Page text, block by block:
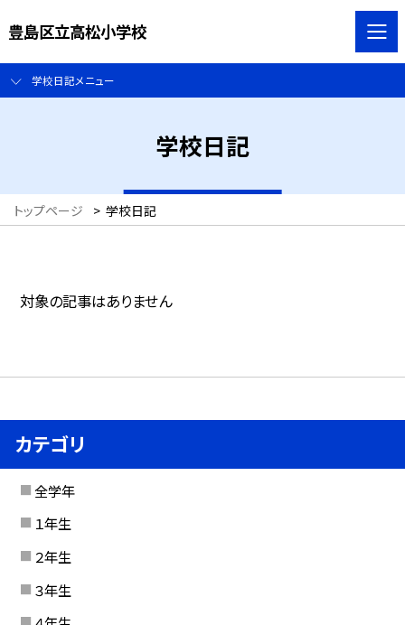
豊島区立高松小学校
学校日記メニュー
学校日記
トップページ > 学校日記
対象の記事はありません
カテゴリ
全学年
１年生
２年生
３年生